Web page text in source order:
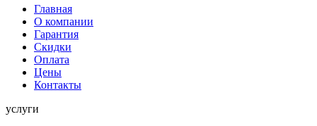
Главная
О компании
Гарантия
Скидки
Оплата
Цены
Контакты
услуги